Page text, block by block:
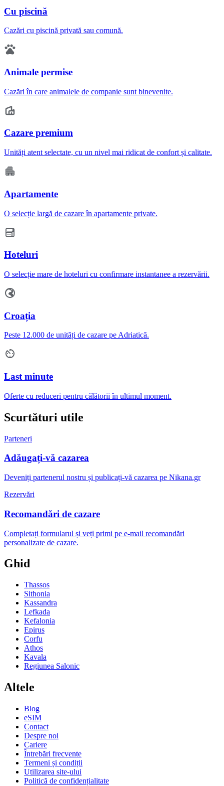
Cu piscină
Cazări cu piscină privată sau comună.
Animale permise
Cazări în care animalele de companie sunt binevenite.
Cazare premium
Unități atent selectate, cu un nivel mai ridicat de confort și calitate.
Apartamente
O selecție largă de cazare în apartamente private.
Hoteluri
O selecție mare de hoteluri cu confirmare instantanee a rezervării.
Croația
Peste 12.000 de unități de cazare pe Adriatică.
Last minute
Oferte cu reduceri pentru călătorii în ultimul moment.
Scurtături utile
Parteneri
Adăugați-vă cazarea
Deveniți partenerul nostru și publicați-vă cazarea pe Nikana.gr
Rezervări
Recomandări de cazare
Completați formularul și veți primi pe e-mail recomandări
personalizate de cazare.
Ghid
Thassos
Sithonia
Kassandra
Lefkada
Kefalonia
Epirus
Corfu
Athos
Kavala
Regiunea Salonic
Altele
Blog
eSIM
Contact
Despre noi
Cariere
Întrebări frecvente
Termeni și condiții
Utilizarea site-ului
Politică de confidențialitate